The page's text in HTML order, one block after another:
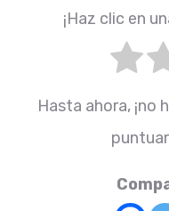
¡Haz clic en
Hasta ahora, ¡no